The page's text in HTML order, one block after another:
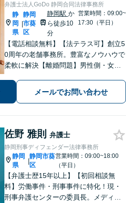
弁護士法人GoDo 静岡合同法律事務所
静
岡
県
|
静岡
市葵
区
静岡駅 か
ら徒歩10
分
営業時間：09:00~
17:30（平日）
【電話相談無料】【法テラス可】創立5
0周年の老舗事務所。豊富なノウハウで
柔軟に解決【離婚問題】男性側・女性
慰謝料、養育費、面会交流など幅広く
対応【借金・債務整理】個人・法人と
メールでお問い合わせ
佐野 雅則 弁護士
静岡刑事ディフェンダー法律事務所
静岡
県
|
静岡市葵
区
営業時間：09:00~18:00
（平日）
【弁護士歴15年以上】【初回相談無
料】労働事件・刑事事件に特化！現・
刑事弁護センターの委員長。メディア